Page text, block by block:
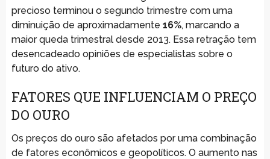
precioso terminou o segundo trimestre com uma
diminuição de aproximadamente 16%, marcando a
maior queda trimestral desde 2013. Essa retração tem
desencadeado opiniões de especialistas sobre o
futuro do ativo.
FATORES QUE INFLUENCIAM O PREÇO
DO OURO
Os preços do ouro são afetados por uma combinação
de fatores econômicos e geopolíticos. O aumento nas